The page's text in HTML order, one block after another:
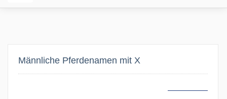
Männliche Pferdenamen mit X